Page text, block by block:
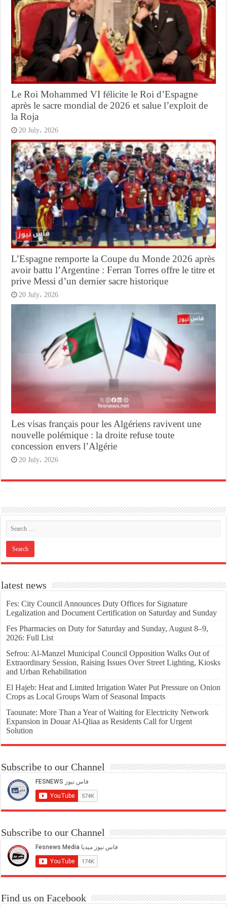
Le Roi Mohammed VI félicite le Roi d’Espagne
après le sacre mondial de 2026 et salue l’exploit de
la Roja
20 July، 2026
L’Espagne remporte la Coupe du Monde 2026 après
avoir battu l’Argentine : Ferran Torres offre le titre et
prive Messi d’un dernier sacre historique
20 July، 2026
Les visas français pour les Algériens ravivent une
nouvelle polémique : la droite refuse toute
concession envers l’Algérie
20 July، 2026
latest news
Fes: City Council Announces Duty Offices for Signature
Legalization and Document Certification on Saturday and Sunday
Fes Pharmacies on Duty for Saturday and Sunday, August 8–9,
2026: Full List
Sefrou: Al-Manzel Municipal Council Opposition Walks Out of
Extraordinary Session, Raising Issues Over Street Lighting, Kiosks
and Urban Rehabilitation
El Hajeb: Heat and Limited Irrigation Water Put Pressure on Onion
Crops as Local Groups Warn of Seasonal Impacts
Taounate: More Than a Year of Waiting for Electricity Network
Expansion in Douar Al-Qliaa as Residents Call for Urgent
Solution
Subscribe to our Channel
Subscribe to our Channel
Find us on Facebook